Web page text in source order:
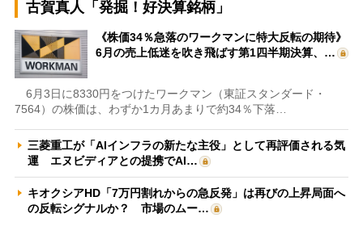
古賀真人「発掘！好決算銘柄」
《株価34％急落のワークマンに特大反転の期待》
6月の売上低迷を吹き飛ばす第1四半期決算、…
6月3日に8330円をつけたワークマン（東証スタンダード・
7564）の株価は、わずか1カ月あまりで約34％下落…
三菱重工が「AIインフラの新たな主役」として再評価される気
運 エヌビディアとの提携でAI…
キオクシアHD「7万円割れからの急反発」は再びの上昇局面へ
の反転シグナルか？ 市場のムー…